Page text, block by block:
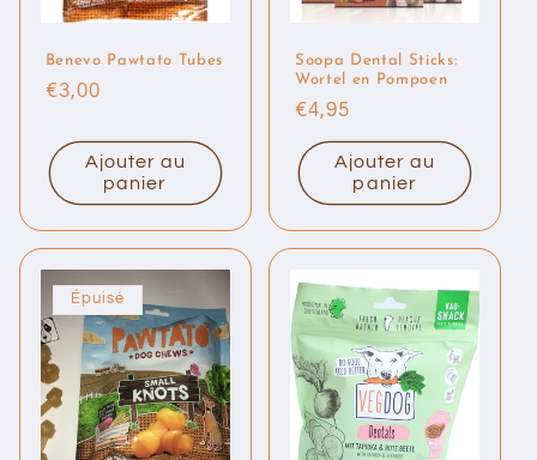
Benevo Pawtato Tubes
Prix
€3,00
Ajouter au
panier
Soopa Dental Sticks:
Wortel en Pompoen
Prix
habituel
€4,95
Ajouter au
panier
Épuisé